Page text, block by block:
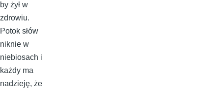
by żył w
zdrowiu.
Potok słów
niknie w
niebiosach i
każdy ma
nadzieję, że